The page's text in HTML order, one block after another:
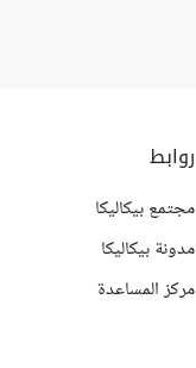
روابط
مجتمع بيكاليكا
مدونة بيكاليكا
مركز المساعدة